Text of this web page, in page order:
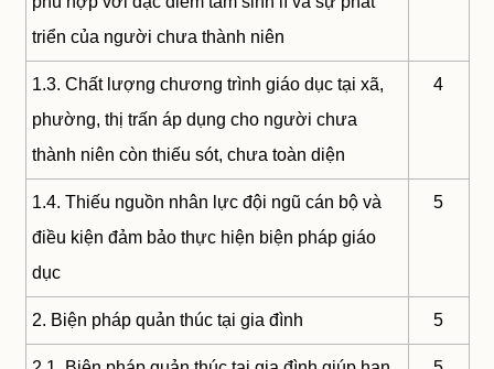
triển của người chưa thành niên
1.3. Chất lượng chương trình giáo dục tại xã,
phường, thị trấn áp dụng cho người chưa
thành niên còn thiếu sót, chưa toàn diện
4
1.4. Thiếu nguồn nhân lực đội ngũ cán bộ và
điều kiện đảm bảo thực hiện biện pháp giáo
dục
5
2. Biện pháp quản thúc tại gia đình 5